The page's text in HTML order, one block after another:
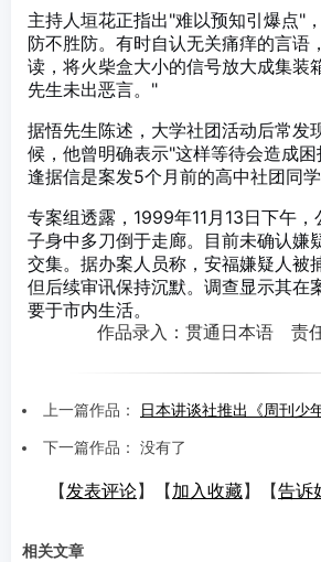
主持人垣花正指出"难以预知引爆点"
防不胜防。有时自认无关痛痒的言语
读，将火柴盒大小的信号放大成集装
先生未出恶言。"
据悟先生陈述，大学社团活动后常发
候，他曾明确表示"这样等待会造成
逢据信是案发5个月前的高中社团同学
专案组透露，1999年11月13日下午
子身中多刀倒于走廊。目前未确认嫌
交集。据办案人员称，安福嫌疑人被
但后续审讯保持沉默。调查显示其在
要于市内生活。
作品录入：贯通日本语 责
上一篇作品： 日本讲谈社推出《周刊少
下一篇作品： 没有了
【 发表评论】【 加入收藏】【告诉
相关文章